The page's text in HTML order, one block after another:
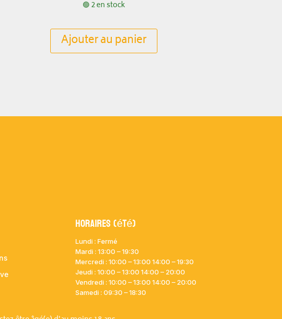
🟢 2 en stock
Ajouter au panier
Horaires (été)
Lundi : Fermé
Mardi : 13:00 – 19:30
Mercredi : 10:00 – 13:00 14:00 – 19:30
Jeudi : 10:00 – 13:00 14:00 – 20:00
Vendredi : 10:00 – 13:00 14:00 – 20:00
Samedi : 09:30 – 18:30